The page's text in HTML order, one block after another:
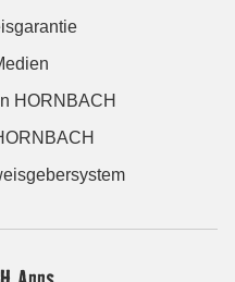
HORNBACH